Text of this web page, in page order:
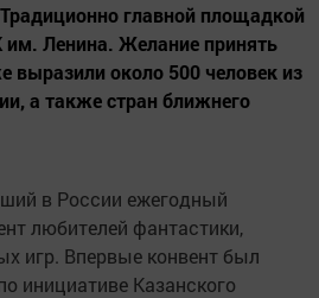
главной площадкой
им. Ленина. Желание принять
выразили около 500 человек из
а также стран ближнего
в России ежегодный
любителей фантастики,
игр. Впервые конвент был
инициативе Казанского